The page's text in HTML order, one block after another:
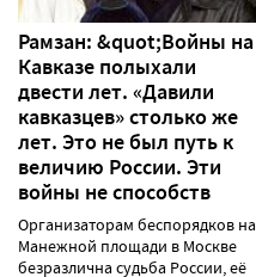
Рамзан: &quot;Войны на
Кавказе полыхали
двести лет. «Давили
кавказцев» столько же
лет. Это не был путь к
величию России. Эти
войны не способств
Организаторам беспорядков на
Манежной площади в Москве
безразлична судьба России, её